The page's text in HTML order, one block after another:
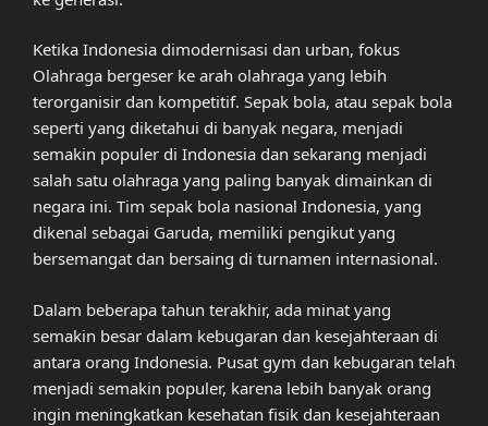
Ketika Indonesia dimodernisasi dan urban, fokus
Olahraga bergeser ke arah olahraga yang lebih
terorganisir dan kompetitif. Sepak bola, atau sepak bola
seperti yang diketahui di banyak negara, menjadi
semakin populer di Indonesia dan sekarang menjadi
salah satu olahraga yang paling banyak dimainkan di
negara ini. Tim sepak bola nasional Indonesia, yang
dikenal sebagai Garuda, memiliki pengikut yang
bersemangat dan bersaing di turnamen internasional.
Dalam beberapa tahun terakhir, ada minat yang
semakin besar dalam kebugaran dan kesejahteraan di
antara orang Indonesia. Pusat gym dan kebugaran telah
menjadi semakin populer, karena lebih banyak orang
ingin meningkatkan kesehatan fisik dan kesejahteraan